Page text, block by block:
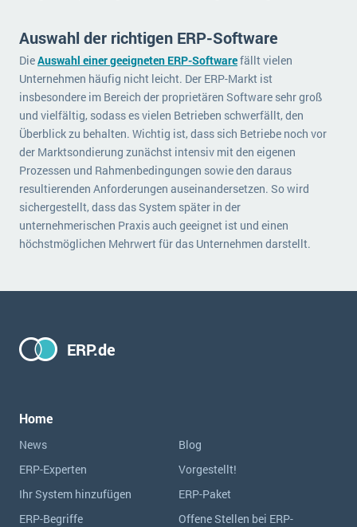
Auswahl der richtigen ERP-Software
DieAuswahl einer geeigneten ERP-Softwarefällt vielen
Unternehmen häufig nicht leicht. Der ERP-Markt ist
insbesondere im Bereich der proprietären Software sehr groß
und vielfältig, sodass es vielen Betrieben schwerfällt, den
Überblick zu behalten. Wichtig ist, dass sich Betriebe noch vor
der Marktsondierung zunächst intensiv mit den eigenen
Prozessen und Rahmenbedingungen sowie den daraus
resultierenden Anforderungen auseinandersetzen. So wird
sichergestellt, dass das System später in der
unternehmerischen Praxis auch geeignet ist und einen
höchstmöglichen Mehrwert für das Unternehmen darstellt.
ERP.de
Home
News
Blog
ERP-Experten
Vorgestellt!
Ihr System hinzufügen
ERP-Paket
ERP-Begriffe
Offene Stellen bei ERP-